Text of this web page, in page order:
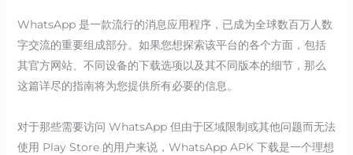
WhatsApp 是一款流行的消息应用程序，已成为全球数百万人数
字交流的重要组成部分。如果您想探索该平台的各个方面，包括
其官方网站、不同设备的下载选项以及其不同版本的细节，那么
这篇详尽的指南将为您提供所有必要的信息。
对于那些需要访问 WhatsApp 但由于区域限制或其他问题而无法
使用 Play Store 的用户来说，WhatsApp APK 下载是一个理想